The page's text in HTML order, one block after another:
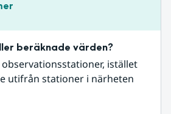
beräknade värden?
istället
utifrån stationer i närheten